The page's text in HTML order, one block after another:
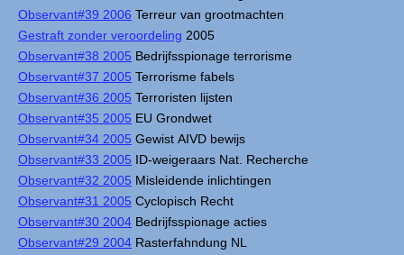
Observant#39 2006 Terreur van grootmachten
Gestraft zonder veroordeling 2005
Observant#38 2005 Bedrijfsspionage terrorisme
Observant#37 2005 Terrorisme fabels
Observant#36 2005 Terroristen lijsten
Observant#35 2005 EU Grondwet
Observant#34 2005 Gewist AIVD bewijs
Observant#33 2005 ID-weigeraars Nat. Recherche
Observant#32 2005 Misleidende inlichtingen
Observant#31 2005 Cyclopisch Recht
Observant#30 2004 Bedrijfsspionage acties
Observant#29 2004 Rasterfahndung NL